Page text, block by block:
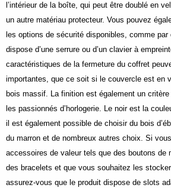
l’intérieur de la boîte, qui peut être doublé en
un autre matériau protecteur. Vous pouvez
les options de sécurité disponibles, comme
dispose d’une serrure ou d’un clavier à
caractéristiques de la fermeture du coffret
importantes, que ce soit si le couvercle est en
bois massif. La finition est également un
les passionnés d’horlogerie. Le noir est la
il est également possible de choisir du bois
du marron et de nombreux autres choix. Si
accessoires de valeur tels que des boutons de
des bracelets et que vous souhaitez les
assurez-vous que le produit dispose de slots